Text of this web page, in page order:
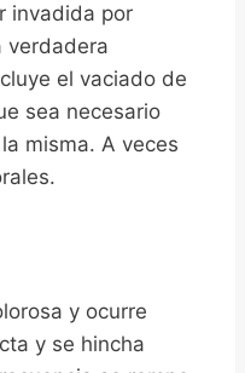
invadida por
verdadera
el vaciado de
sea necesario
misma. A veces
y ocurre
y se hincha